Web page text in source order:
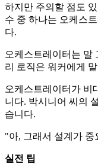
하지만 주의할 점도
수 중 하나는 오케스
다.
오케스트레이터는 말
리 로직은 워커에게
오케스트레이터가 비
니다. 박시니어 씨의
습니다.
"아, 그래서 설계가 중
실전 팁